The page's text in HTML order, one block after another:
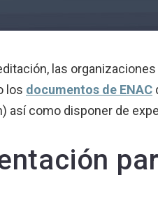
las
los documentos de ENAC
así como disponer de